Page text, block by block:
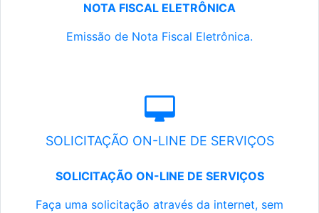
NOTA FISCAL ELETRÔNICA
Emissão de Nota Fiscal Eletrônica.
SOLICITAÇÃO ON-LINE DE SERVIÇOS
SOLICITAÇÃO ON-LINE DE SERVIÇOS
Faça uma solicitação através da internet, sem